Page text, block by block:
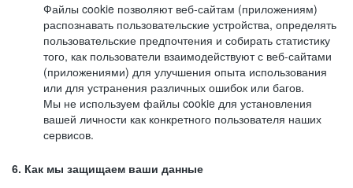
Файлы cookie позволяют веб-сайтам (приложениям)
распознавать пользовательские устройства, определять
пользовательские предпочтения и собирать статистику
того, как пользователи взаимодействуют с веб-сайтами
(приложениями) для улучшения опыта использования
или для устранения различных ошибок или багов.
Мы не используем файлы cookie для установления
вашей личности как конкретного пользователя наших
сервисов.
6. Как мы защищаем ваши данные